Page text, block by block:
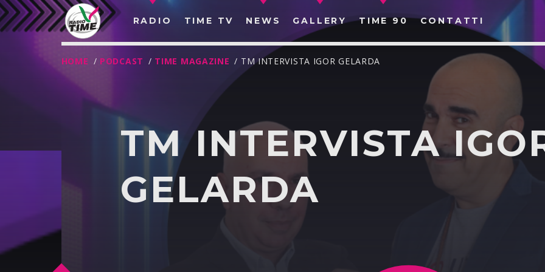
RADIO TIME TV NEWS GALLERY TIME 90 CONTATTI
CERCA NEL SITO WEB:
HOME / PODCAST / TIME MAGAZINE / TM INTERVISTA IGOR GELARDA
TM INTERVISTA
GELARDA